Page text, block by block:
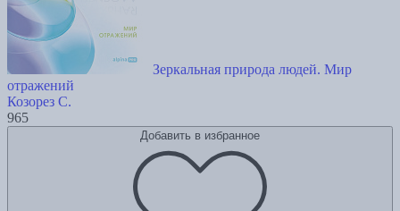
Зеркальная природа людей. Мир
отражений
Козорез С.
965
Добавить в избранное